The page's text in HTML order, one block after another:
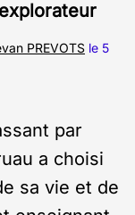
PREVOTS le 5
par
a choisi
sa vie et de